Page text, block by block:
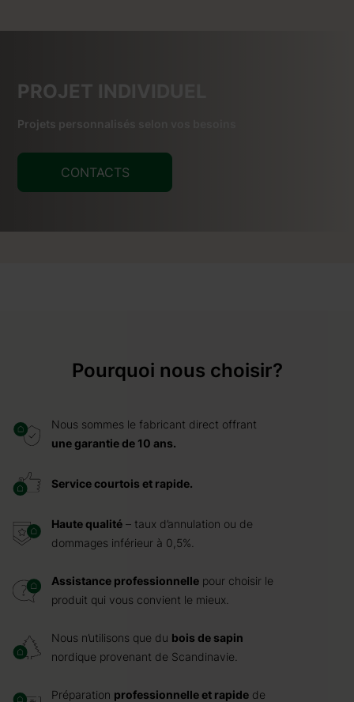
PROJET INDIVIDUEL
Projets personnalisés selon vos besoins
CONTACTS
Pourquoi nous choisir?
Nous sommes le fabricant direct offrant
une garantie de 10 ans.
Service courtois et rapide.
Haute qualité – taux d’annulation ou de
dommages inférieur à 0,5%.
Assistance professionnelle pour choisir le
produit qui vous convient le mieux.
Nous n’utilisons que du bois de sapin
nordique provenant de Scandinavie.
Préparation professionnelle et rapide de